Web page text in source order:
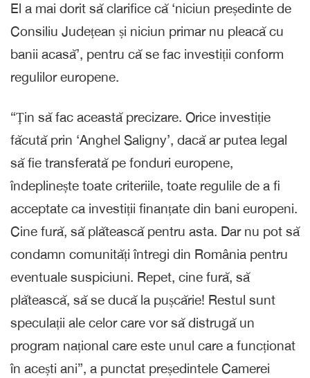
El a mai dorit să clarifice că ‘niciun președinte de
Consiliu Județean și niciun primar nu pleacă cu
banii acasă’, pentru că se fac investiții conform
regulilor europene.
“Țin să fac această precizare. Orice investiție
făcută prin ‘Anghel Saligny’, dacă ar putea legal
să fie transferată pe fonduri europene,
îndeplinește toate criteriile, toate regulile de a fi
acceptate ca investiții finanțate din bani europeni.
Cine fură, să plătească pentru asta. Dar nu pot să
condamn comunități întregi din România pentru
eventuale suspiciuni. Repet, cine fură, să
plătească, să se ducă la pușcărie! Restul sunt
speculații ale celor care vor să distrugă un
program național care este unul care a funcționat
în acești ani”, a punctat președintele Camerei